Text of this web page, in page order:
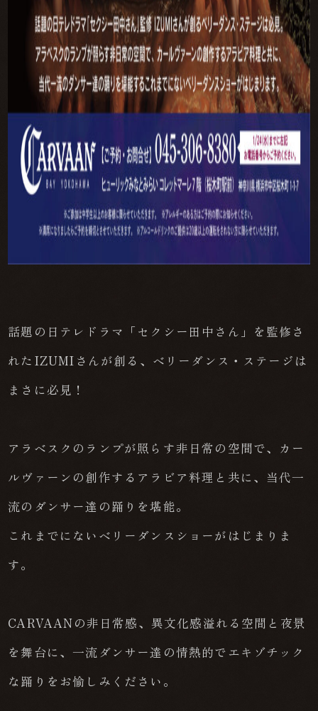
話題の日テレドラマ「セクシー田中さん」を監修さ
れたIZUMIさんが創る、ベリーダンス・ステージは
まさに必見！
アラベスクのランプが照らす非日常の空間で、カー
ルヴァーンの創作するアラビア料理と共に、当代一
流のダンサー達の踊りを堪能。
これまでにないベリーダンスショーがはじまりま
す。
CARVAANの非日常感、異文化感溢れる空間と夜景
を舞台に、一流ダンサー達の情熱的でエキゾチック
な踊りをお愉しみください。